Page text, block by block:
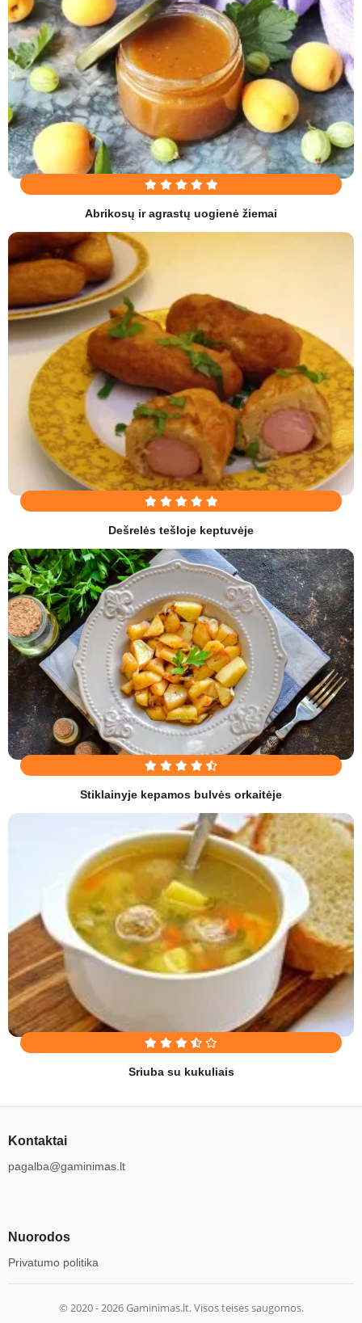
Abrikosų ir agrastų uogienė žiemai
Dešrelės tešloje keptuvėje
Stiklainyje kepamos bulvės orkaitėje
Sriuba su kukuliais
Kontaktai
pagalba@gaminimas.lt
Nuorodos
Privatumo politika
© 2020 -2026Gaminimas.lt. Visos teisės saugomos.